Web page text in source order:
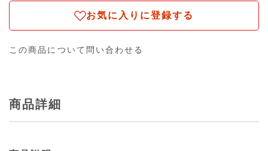
お気に入りに登録する
この商品について問い合わせる
商品詳細